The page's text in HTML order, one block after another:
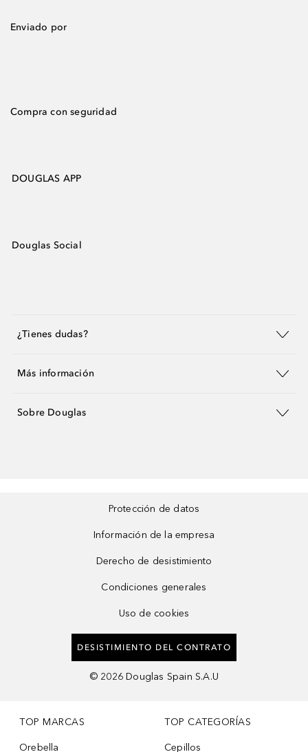
Enviado por
Compra con seguridad
DOUGLAS APP
Douglas Social
¿Tienes dudas?
Más información
Sobre Douglas
Protección de datos
Información de la empresa
Derecho de desistimiento
Condiciones generales
Uso de cookies
DESISTIMIENTO DEL CONTRATO
© 2026 Douglas Spain S.A.U
TOP MARCAS
Orebella
TOP CATEGORÍAS
Cepillos